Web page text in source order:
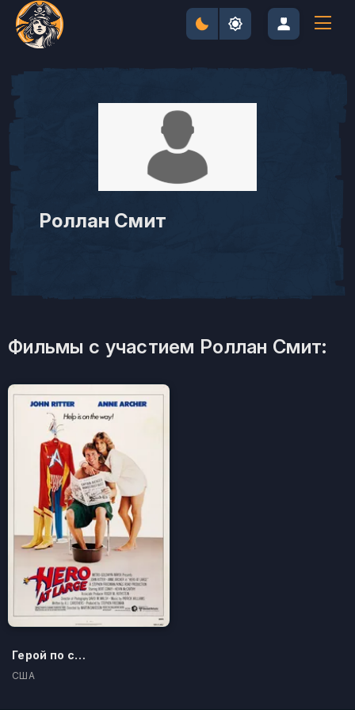
Роллан Смит
Фильмы с участием Роллан Смит:
Герой по случайности
США